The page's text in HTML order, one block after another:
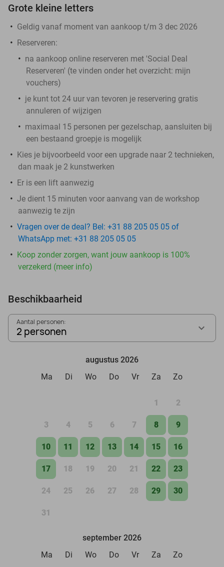
Grote kleine letters
Geldig vanaf moment van aankoop t/m 3 dec 2026
Reserveren:
na aankoop online reserveren met 'Social Deal
Reserveren' (te vinden onder het overzicht: mijn
vouchers)
je kunt tot 24 uur van tevoren je reservering gratis
annuleren of wijzigen
maximaal 15 personen per gezelschap, aansluiten bij
een bestaand groepje is mogelijk
Kies je bijvoorbeeld voor een upgrade naar 2 technieken,
dan maak je 2 kunstwerken
Er is een lift aanwezig
Je dient 15 minuten voor aanvang van de workshop
aanwezig te zijn
Vragen over de deal? Bel: +31 88 205 05 05 of
WhatsApp met: +31 88 205 05 05
Koop zonder zorgen, want jouw aankoop is 100%
verzekerd (meer info)
Beschikbaarheid
Aantal personen:
2 personen
augustus 2026
Ma
Di Wo Do Vr Za Zo
1 2
3 4 5 6 7 8 9
10 11 12 13 14 15 16
17 18 19 20 21 22 23
24 25 26 27 28 29 30
31
september 2026
Ma
Di Wo Do Vr Za Zo